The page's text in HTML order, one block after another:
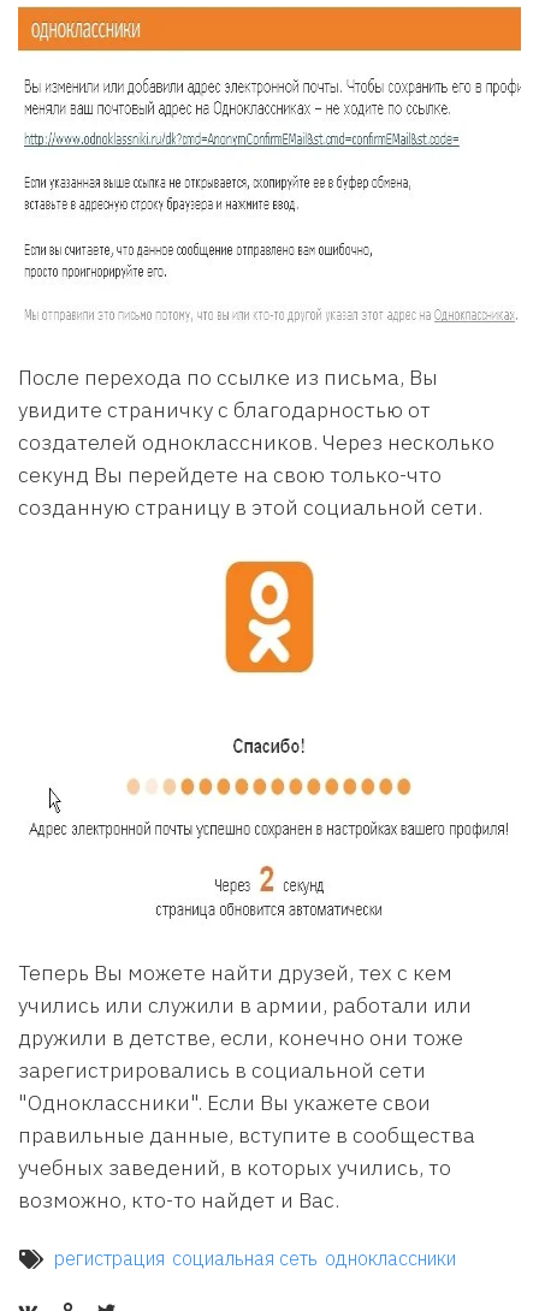
После перехода по ссылке из письма, Вы
увидите страничку с благодарностью от
создателей одноклассников. Через несколько
секунд Вы перейдете на свою только-что
созданную страницу в этой социальной сети.
Теперь Вы можете найти друзей, тех с кем
учились или служили в армии, работали или
дружили в детстве, если, конечно они тоже
зарегистрировались в социальной сети
"Одноклассники". Если Вы укажете свои
правильные данные, вступите в сообщества
учебных заведений, в которых учились, то
возможно, кто-то найдет и Вас.
регистрация социальная сеть одноклассники